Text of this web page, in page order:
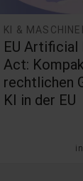
KI &
EU
Act:
rechtlichen
KI in der EU